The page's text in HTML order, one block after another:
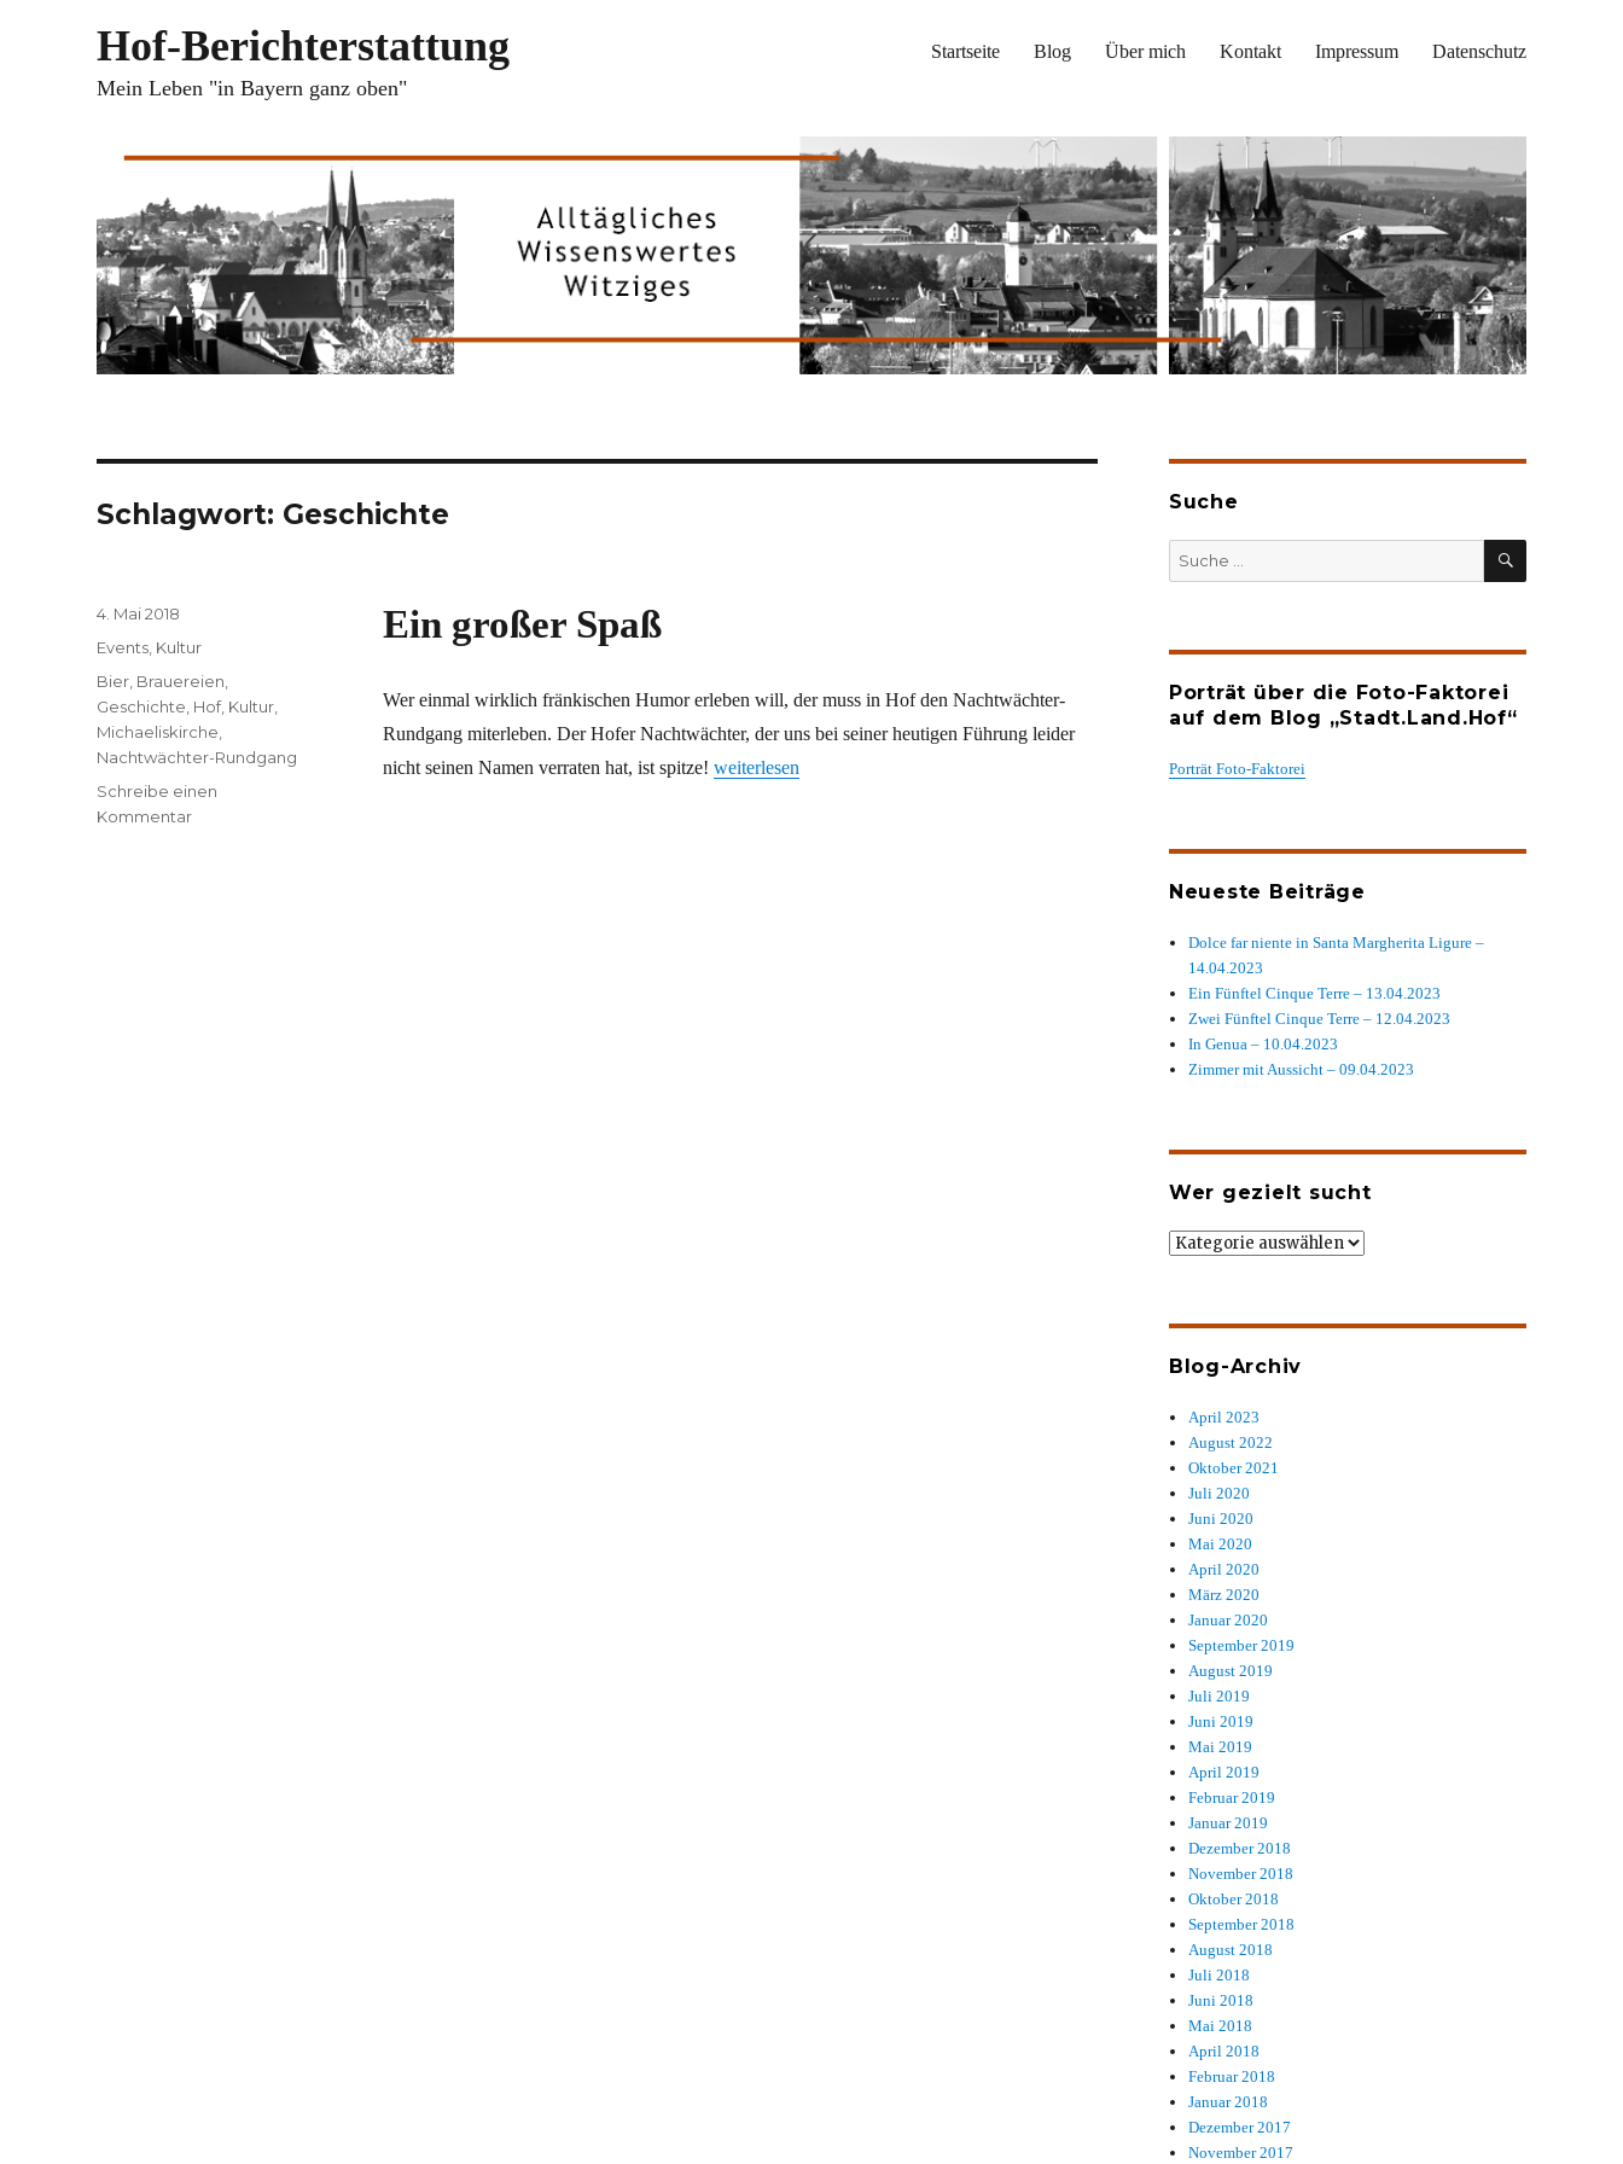
Hof-Berichterstattung
Mein Leben "in Bayern ganz oben"
Startseite Blog Über mich Kontakt Impressum Datenschutz
Schlagwort: Geschichte
Ein großer Spaß
Wer einmal wirklich fränkischen Humor erleben will, der muss in Hof den Nachtwächter-
Rundgang miterleben. Der Hofer Nachtwächter, der uns bei seiner heutigen Führung leider
nicht seinen Namen verraten hat, ist spitze! „Ein großer Spaß“
weiterlesen
Veröffentlicht
4. Mai 2018
Kategorien
Events Kultur
Schlagwörter
Bier Brauereien
Geschichte Hof, Kultur
Michaeliskirche
Nachtwächter-Rundgang
Schreibe einen
Kommentarzu
Suche
SUCHEN
Porträt über die Foto-Faktorei
auf dem Blog „Stadt.Land.Hof“
Porträt Foto-Faktorei
Neueste Beiträge
Dolce far niente in Santa Margherita Ligure –
14.04.2023
Ein Fünftel Cinque Terre – 13.04.2023
Zwei Fünftel Cinque Terre – 12.04.2023
In Genua – 10.04.2023
Zimmer mit Aussicht – 09.04.2023
Wer gezielt sucht
Wer
Blog-Archiv
April 2023
August 2022
Oktober 2021
Juli 2020
Juni 2020
Mai 2020
April 2020
März 2020
Januar 2020
September 2019
August 2019
Juli 2019
Juni 2019
Mai 2019
April 2019
Februar 2019
Januar 2019
Dezember 2018
November 2018
Oktober 2018
September 2018
August 2018
Juli 2018
Juni 2018
Mai 2018
April 2018
Februar 2018
Januar 2018
Dezember 2017
November 2017